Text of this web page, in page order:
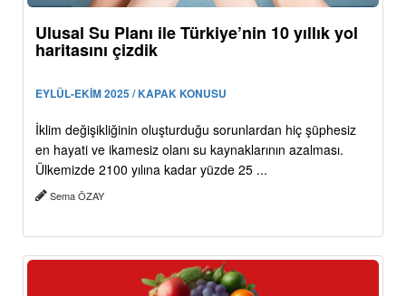
Ulusal Su Planı ile Türkiye’nin 10 yıllık yol
haritasını çizdik
EYLÜL-EKİM 2025 / KAPAK KONUSU
İklim değişikliğinin oluşturduğu sorunlardan hiç şüphesiz
en hayati ve ikamesiz olanı su kaynaklarının azalması.
Ülkemizde 2100 yılına kadar yüzde 25 ...
Sema ÖZAY